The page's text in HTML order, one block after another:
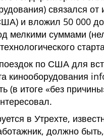
связался
и вложил 50 000
мелкими суммами
по США для
кинооборудования
(в итоге
без причины
в Утрехте,
должно